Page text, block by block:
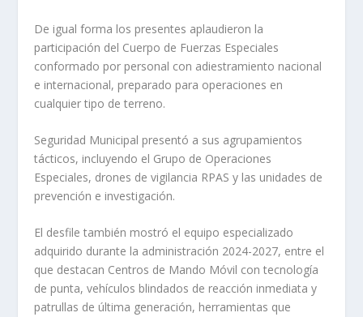
De igual forma los presentes aplaudieron la
participación del Cuerpo de Fuerzas Especiales
conformado por personal con adiestramiento nacional
e internacional, preparado para operaciones en
cualquier tipo de terreno.
Seguridad Municipal presentó a sus agrupamientos
tácticos, incluyendo el Grupo de Operaciones
Especiales, drones de vigilancia RPAS y las unidades de
prevención e investigación.
El desfile también mostró el equipo especializado
adquirido durante la administración 2024-2027, entre el
que destacan Centros de Mando Móvil con tecnología
de punta, vehículos blindados de reacción inmediata y
patrullas de última generación, herramientas que